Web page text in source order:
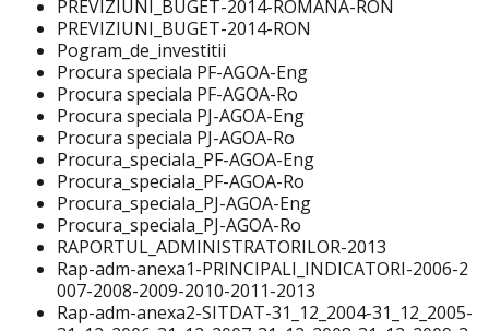
PREVIZIUNI_BUGET-2014-ROMANA-RON
PREVIZIUNI_BUGET-2014-RON
Pogram_de_investitii
Procura speciala PF-AGOA-Eng
Procura speciala PF-AGOA-Ro
Procura speciala PJ-AGOA-Eng
Procura speciala PJ-AGOA-Ro
Procura_speciala_PF-AGOA-Eng
Procura_speciala_PF-AGOA-Ro
Procura_speciala_PJ-AGOA-Eng
Procura_speciala_PJ-AGOA-Ro
RAPORTUL_ADMINISTRATORILOR-2013
Rap-adm-anexa1-PRINCIPALI_INDICATORI-2006-2
007-2008-2009-2010-2011-2013
Rap-adm-anexa2-SITDAT-31_12_2004-31_12_2005-